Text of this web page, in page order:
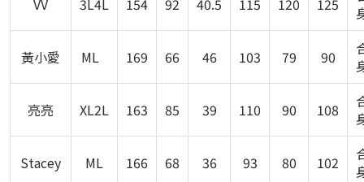
VV 3L4L 154 92 40.5 115 120 125
黃小愛 ML 169 66 46 103 79 90
亮亮 XL2L 163 85 39 110 90 108
Stacey ML 166 68 36 93 80 102